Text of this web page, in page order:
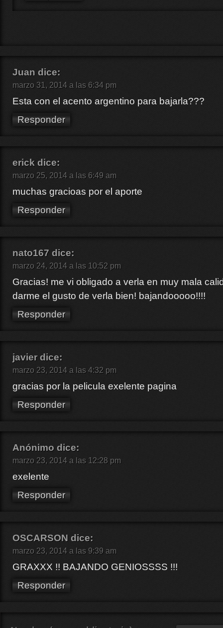
Juan dice:
marzo 31, 2014 a las 6:34 pm
Esta con el acento argentino para bajarla???
Responder
erick dice:
marzo 25, 2014 a las 6:49 am
muchas gracioas por el aporte
Responder
nato167 dice:
marzo 24, 2014 a las 10:52 pm
Gracias! me vi obligado a verla en muy mala
darme el gusto de verla bien! bajandooooo!!!!
Responder
javier dice:
marzo 23, 2014 a las 4:32 pm
gracias por la pelicula exelente pagina
Responder
Anónimo dice:
marzo 23, 2014 a las 12:28 pm
exelente
Responder
OSCARSON dice:
marzo 23, 2014 a las 9:39 am
GRAXXX !! BAJANDO GENIOSSSS !!!
Responder